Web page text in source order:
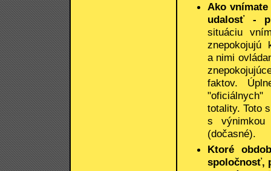
Ako
udalosť -
situáciu
a nimi
faktov.
totality. Toto
s výnimkou
(dočasné).
Ktoré
spoločnosť,